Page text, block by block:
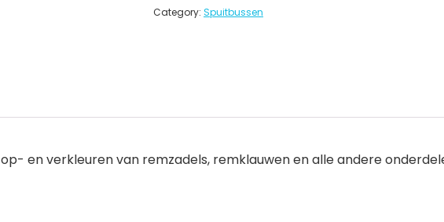
Category: Spuitbussen
en verkleuren van remzadels, remklauwen en alle andere